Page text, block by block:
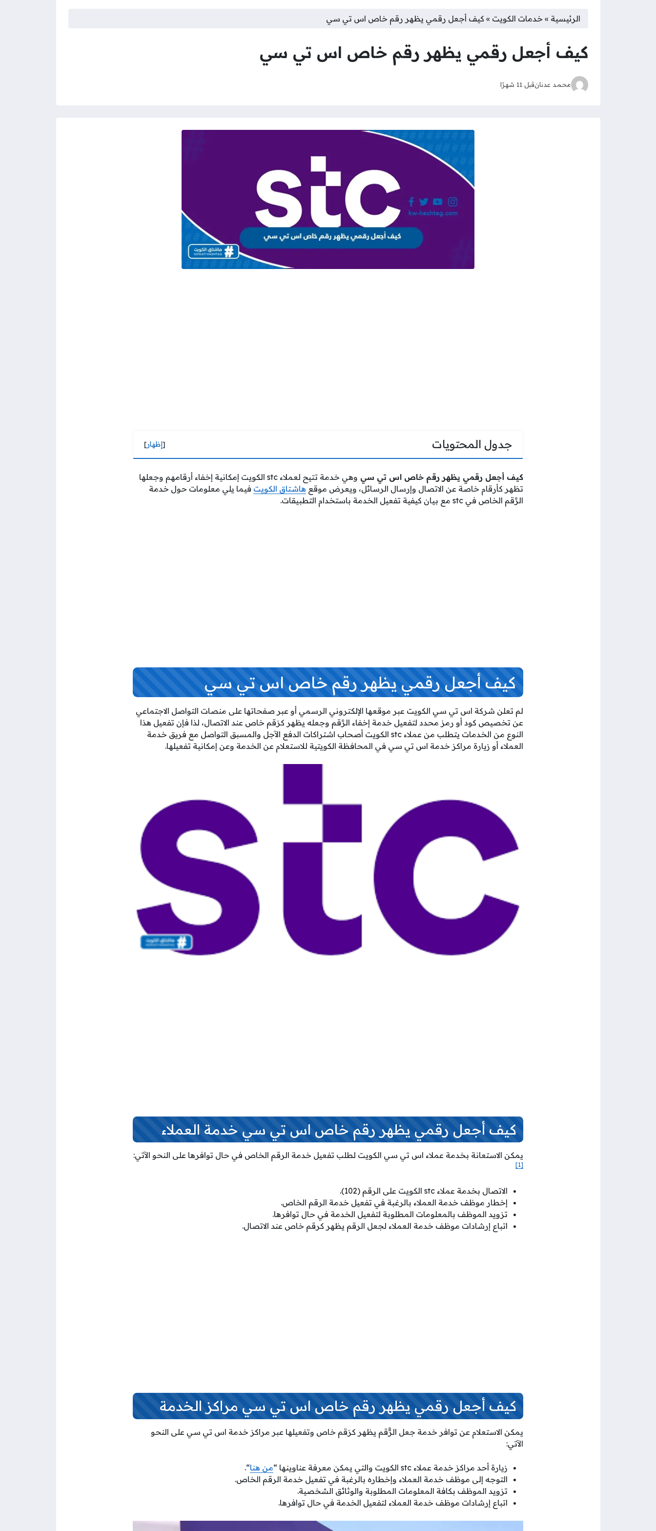
الرئيسية » خدمات الكويت » كيف أجعل رقمي يظهر رقم خاص اس تي سي
كيف أجعل رقمي يظهر رقم خاص اس تي سي
محمد عدنانقبل 11 شهرًا
جدول المحتويات [إظهار]
كيف أجعل رقمي يظهر رقم خاص اس تي سي
وهي خدمة تتيح لعملاء stc الكويت إمكانية إخفاء أرقامهم وجعلها
تظهر كأرقام خاصة عن الاتصال وإرسال الرسائل، ويعرض موقع هاشتاق الكويت فيما يلي معلومات حول خدمة
الرَّقم الخاص في stc مع بيان كيفية تفعيل الخدمة باستخدام التطبيقات.
كيف أجعل رقمي يظهر رقم خاص اس تي سي
لم تعلن شركة اس تي سي الكويت عبر موقعها الإلكتروني الرسمي أو عبر صفحاتها على منصات التواصل الاجتماعي
عن تخصيص كود أو رمز محدد لتفعيل خدمة إخفاء الرَّقم وجعله يظهر كرَقم خاص عند الاتصال، لذا فإن تفعيل هذا
النوع من الخدمات يتطلب من عملاء stc الكويت أصحاب اشتراكات الدفع الآجل والمسبق التواصل مع فريق خدمة
العملاء أو زيارة مراكز خدمة اس تي سي في المحافظة الكويتية للاستعلام عن الخدمة وعن إمكانية تفعيلها.
كيف أجعل رقمي يظهر رقم خاص اس تي سي خدمة العملاء
يمكن الاستعانة بخدمة عملاء اس تي سي الكويت لطلب تفعيل خدمة الرقم الخاص في حال توافرها على النحو الآتي:
[1]
الاتصال بخدمة عملاء stc الكويت على الرقم (102).
إخطار موظف خدمة العملاء بالرغبة في تفعيل خدمة الرقم الخاص.
تزويد الموظف بالمعلومات المطلوبة لتفعيل الخدمة في حال توافرها.
اتباع إرشادات موظف خدمة العملاء لجعل الرقم يظهر كرقم خاص عند الاتصال.
كيف أجعل رقمي يظهر رقم خاص اس تي سي مراكز الخدمة
يمكن الاستعلام عن توافر خدمة جعل الرَّّقم يظهر كرَقم خاص وتفعيلها عبر مراكز خدمة اس تي سي على النحو
الآتي:
زيارة أحد مراكز خدمة عملاء stc الكويت والتي يمكن معرفة عناوينها “ من هنا“.
التوجه إلى موظف خدمة العملاء وإخطاره بالرغبة في تفعيل خدمة الرقم الخاص.
تزويد الموظف بكافة المعلومات المطلوبة والوثائق الشخصية.
اتباع إرشادات موظف خدمة العملاء لتفعيل الخدمة في حال توافرها.